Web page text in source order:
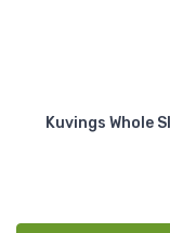
Kuvings Whole